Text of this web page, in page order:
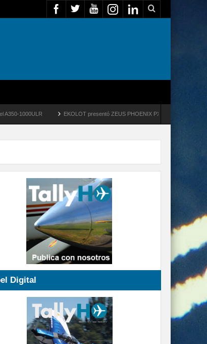
EKOLOT presentó ZEUS PHOENIX PX-100 para operaciones
Digital